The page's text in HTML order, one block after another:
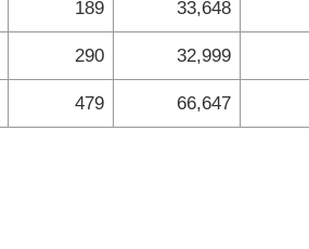
189 33,648
290 32,999
479 66,647